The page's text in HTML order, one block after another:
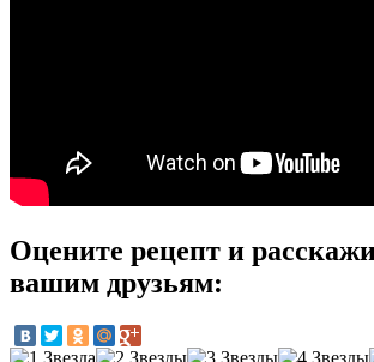
Оцените рецепт и
вашим друзьям: